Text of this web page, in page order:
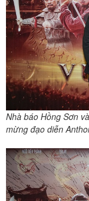
Nhà báo Hồng Sơn
mừng đạo diễn